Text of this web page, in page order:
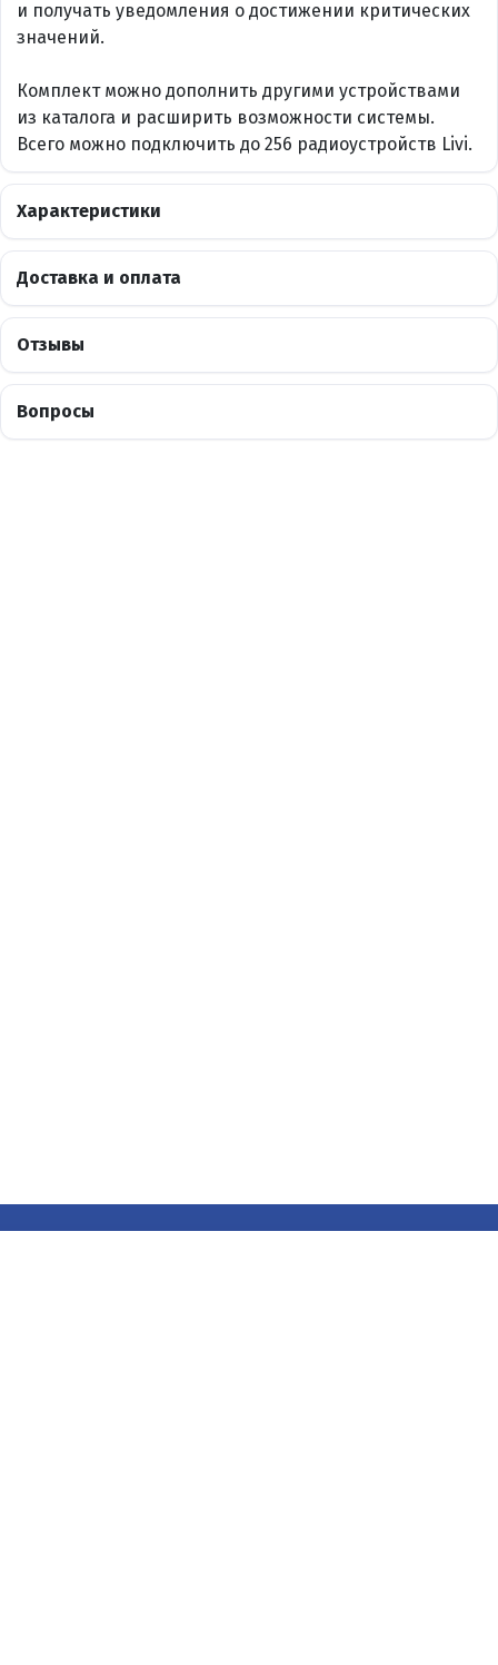
и получать уведомления о достижении критических
значений.
Комплект можно дополнить другими устройствами
из каталога и расширить возможности системы.
Всего можно подключить до 256 радиоустройств Livi.
Характеристики
Доставка и оплата
Отзывы
Вопросы